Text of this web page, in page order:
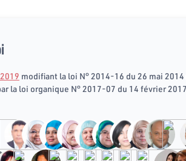
modifiant la loi N° 2014-16 du 26 mai
la loi organique N° 2017-07 du 14 février 2017